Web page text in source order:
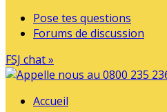
Pose tes questions
Forums de discussion
FSJ chat »
Accueil